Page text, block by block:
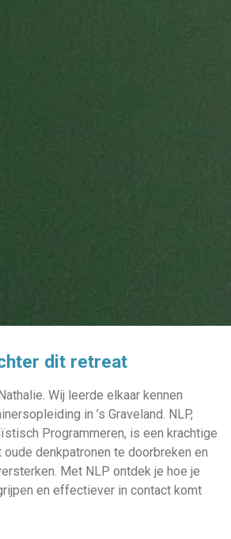
dit retreat
Wij leerde elkaar kennen
in ’s Graveland. NLP,
Programmeren, is een krachtige
denkpatronen te doorbreken en
Met NLP ontdek je hoe je
en effectiever in contact komt